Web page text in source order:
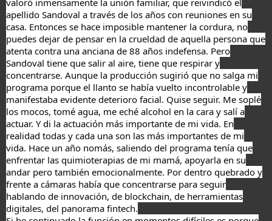
apellido Sandoval a través de los años con reuniones en su
casa. Entonces se hace imposible mantener la cordura, no
puedes dejar de pensar en la crueldad de aquella persona que
atenta contra una anciana de 88 años indefensa. Pero
Sandoval tiene que salir al aire, tiene que respirar y
concentrarse. Aunque la producción sugirió que no salga mi
programa porque el llanto se había vuelto incontrolable y
manifestaba evidente deterioro facial. Quise seguir. Me soplé
los mocos, tomé agua, me eché alcohol en la cara y salí a
actuar. Y di la actuación más importante de mi vida. En
realidad todas y cada una son las más importantes de mi
vida. Hace un año nomás, saliendo del programa tenía que
enfrentar las quimioterapias de mi mamá, apoyarla en su
andar pero también emocionalmente. Por dentro quebrado y
frente a cámaras había que concentrarse para seguir
hablando de innovación, de blockchain, de herramientas
digitales, del panorama fintech.